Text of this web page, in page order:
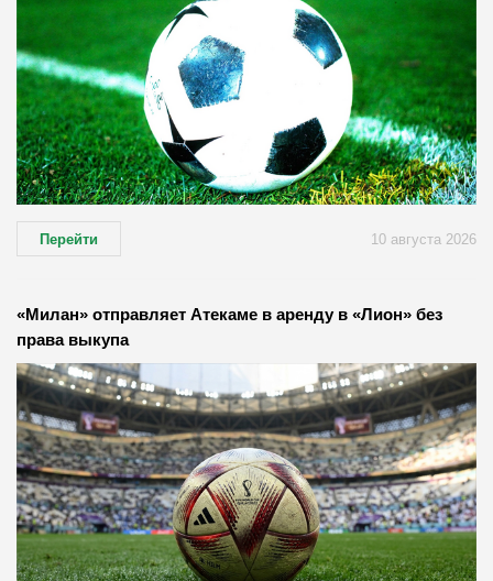
Перейти 10 августа 2026
«Милан» отправляет Атекаме в аренду в «Лион» без
права выкупа